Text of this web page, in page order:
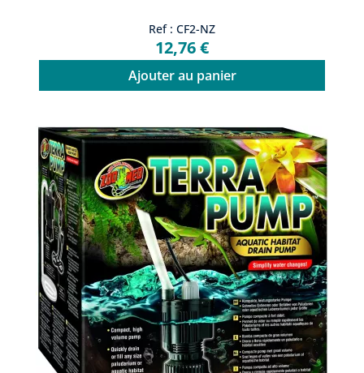
Ref : CF2-NZ
12,76 €
Ajouter au panier